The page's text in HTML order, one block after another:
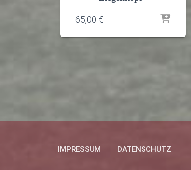
65,00 €
IMPRESSUM DATENSCHUTZ